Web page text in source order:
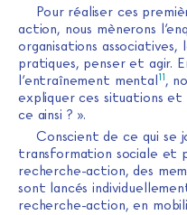
Pour réaliser ces
action, nous mènerons
organisations
pratiques, penser et agir.
l’entraînement mental11,
expliquer ces situations
ce ainsi ? ».
Conscient de ce qui se
transformation sociale et
recherche-action, des
sont lancés
recherche-action, en